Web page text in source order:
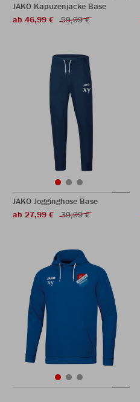
JAKO Kapuzenjacke Base
ab 46,99 €
59,99 €
JAKO Jogginghose Base
ab 27,99 €
39,99 €